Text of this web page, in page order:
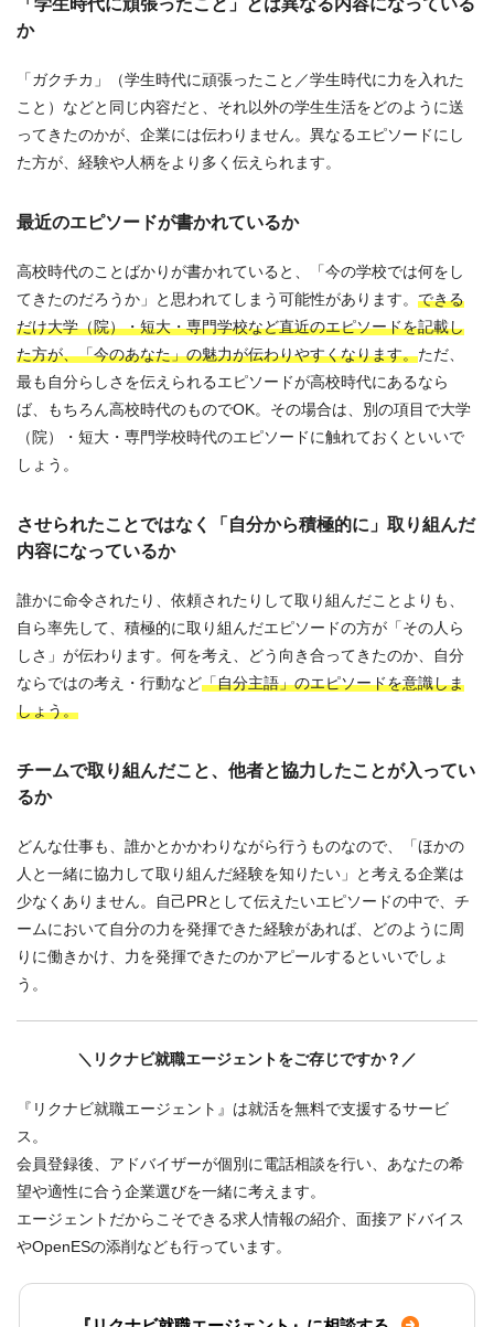
「学生時代に頑張ったこと」とは異なる内容になっている
か
「ガクチカ」（学生時代に頑張ったこと／学生時代に力を入れた
こと）などと同じ内容だと、それ以外の学生生活をどのように送
ってきたのかが、企業には伝わりません。異なるエピソードにし
た方が、経験や人柄をより多く伝えられます。
最近のエピソードが書かれているか
高校時代のことばかりが書かれていると、「今の学校では何をし
てきたのだろうか」と思われてしまう可能性があります。 できる
だけ大学（院）・短大・専門学校など直近のエピソードを記載し
た方が、「今のあなた」の魅力が伝わりやすくなります。ただ、
最も自分らしさを伝えられるエピソードが高校時代にあるなら
ば、もちろん高校時代のものでOK。その場合は、別の項目で大学
（院）・短大・専門学校時代のエピソードに触れておくといいで
しょう。
させられたことではなく「自分から積極的に」取り組んだ
内容になっているか
誰かに命令されたり、依頼されたりして取り組んだことよりも、
自ら率先して、積極的に取り組んだエピソードの方が「その人ら
しさ」が伝わります。何を考え、どう向き合ってきたのか、自分
ならではの考え・行動など「自分主語」のエピソードを意識しま
しょう。
チームで取り組んだこと、他者と協力したことが入ってい
るか
どんな仕事も、誰かとかかわりながら行うものなので、「ほかの
人と一緒に協力して取り組んだ経験を知りたい」と考える企業は
少なくありません。自己PRとして伝えたいエピソードの中で、チ
ームにおいて自分の力を発揮できた経験があれば、どのように周
りに働きかけ、力を発揮できたのかアピールするといいでしょ
う。
＼リクナビ就職エージェントをご存じですか？／
『リクナビ就職エージェント』は就活を無料で支援するサービ
ス。
会員登録後、アドバイザーが個別に電話相談を行い、あなたの希
望や適性に合う企業選びを一緒に考えます。
エージェントだからこそできる求人情報の紹介、面接アドバイス
やOpenESの添削なども行っています。